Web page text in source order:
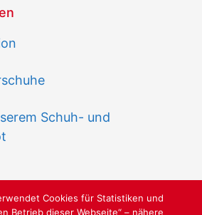
Schuh- und
Cookies für Statistiken und
Betrieb dieser Webseite“ – nähere